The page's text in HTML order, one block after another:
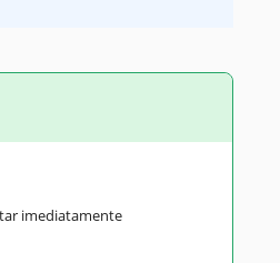
imediatamente